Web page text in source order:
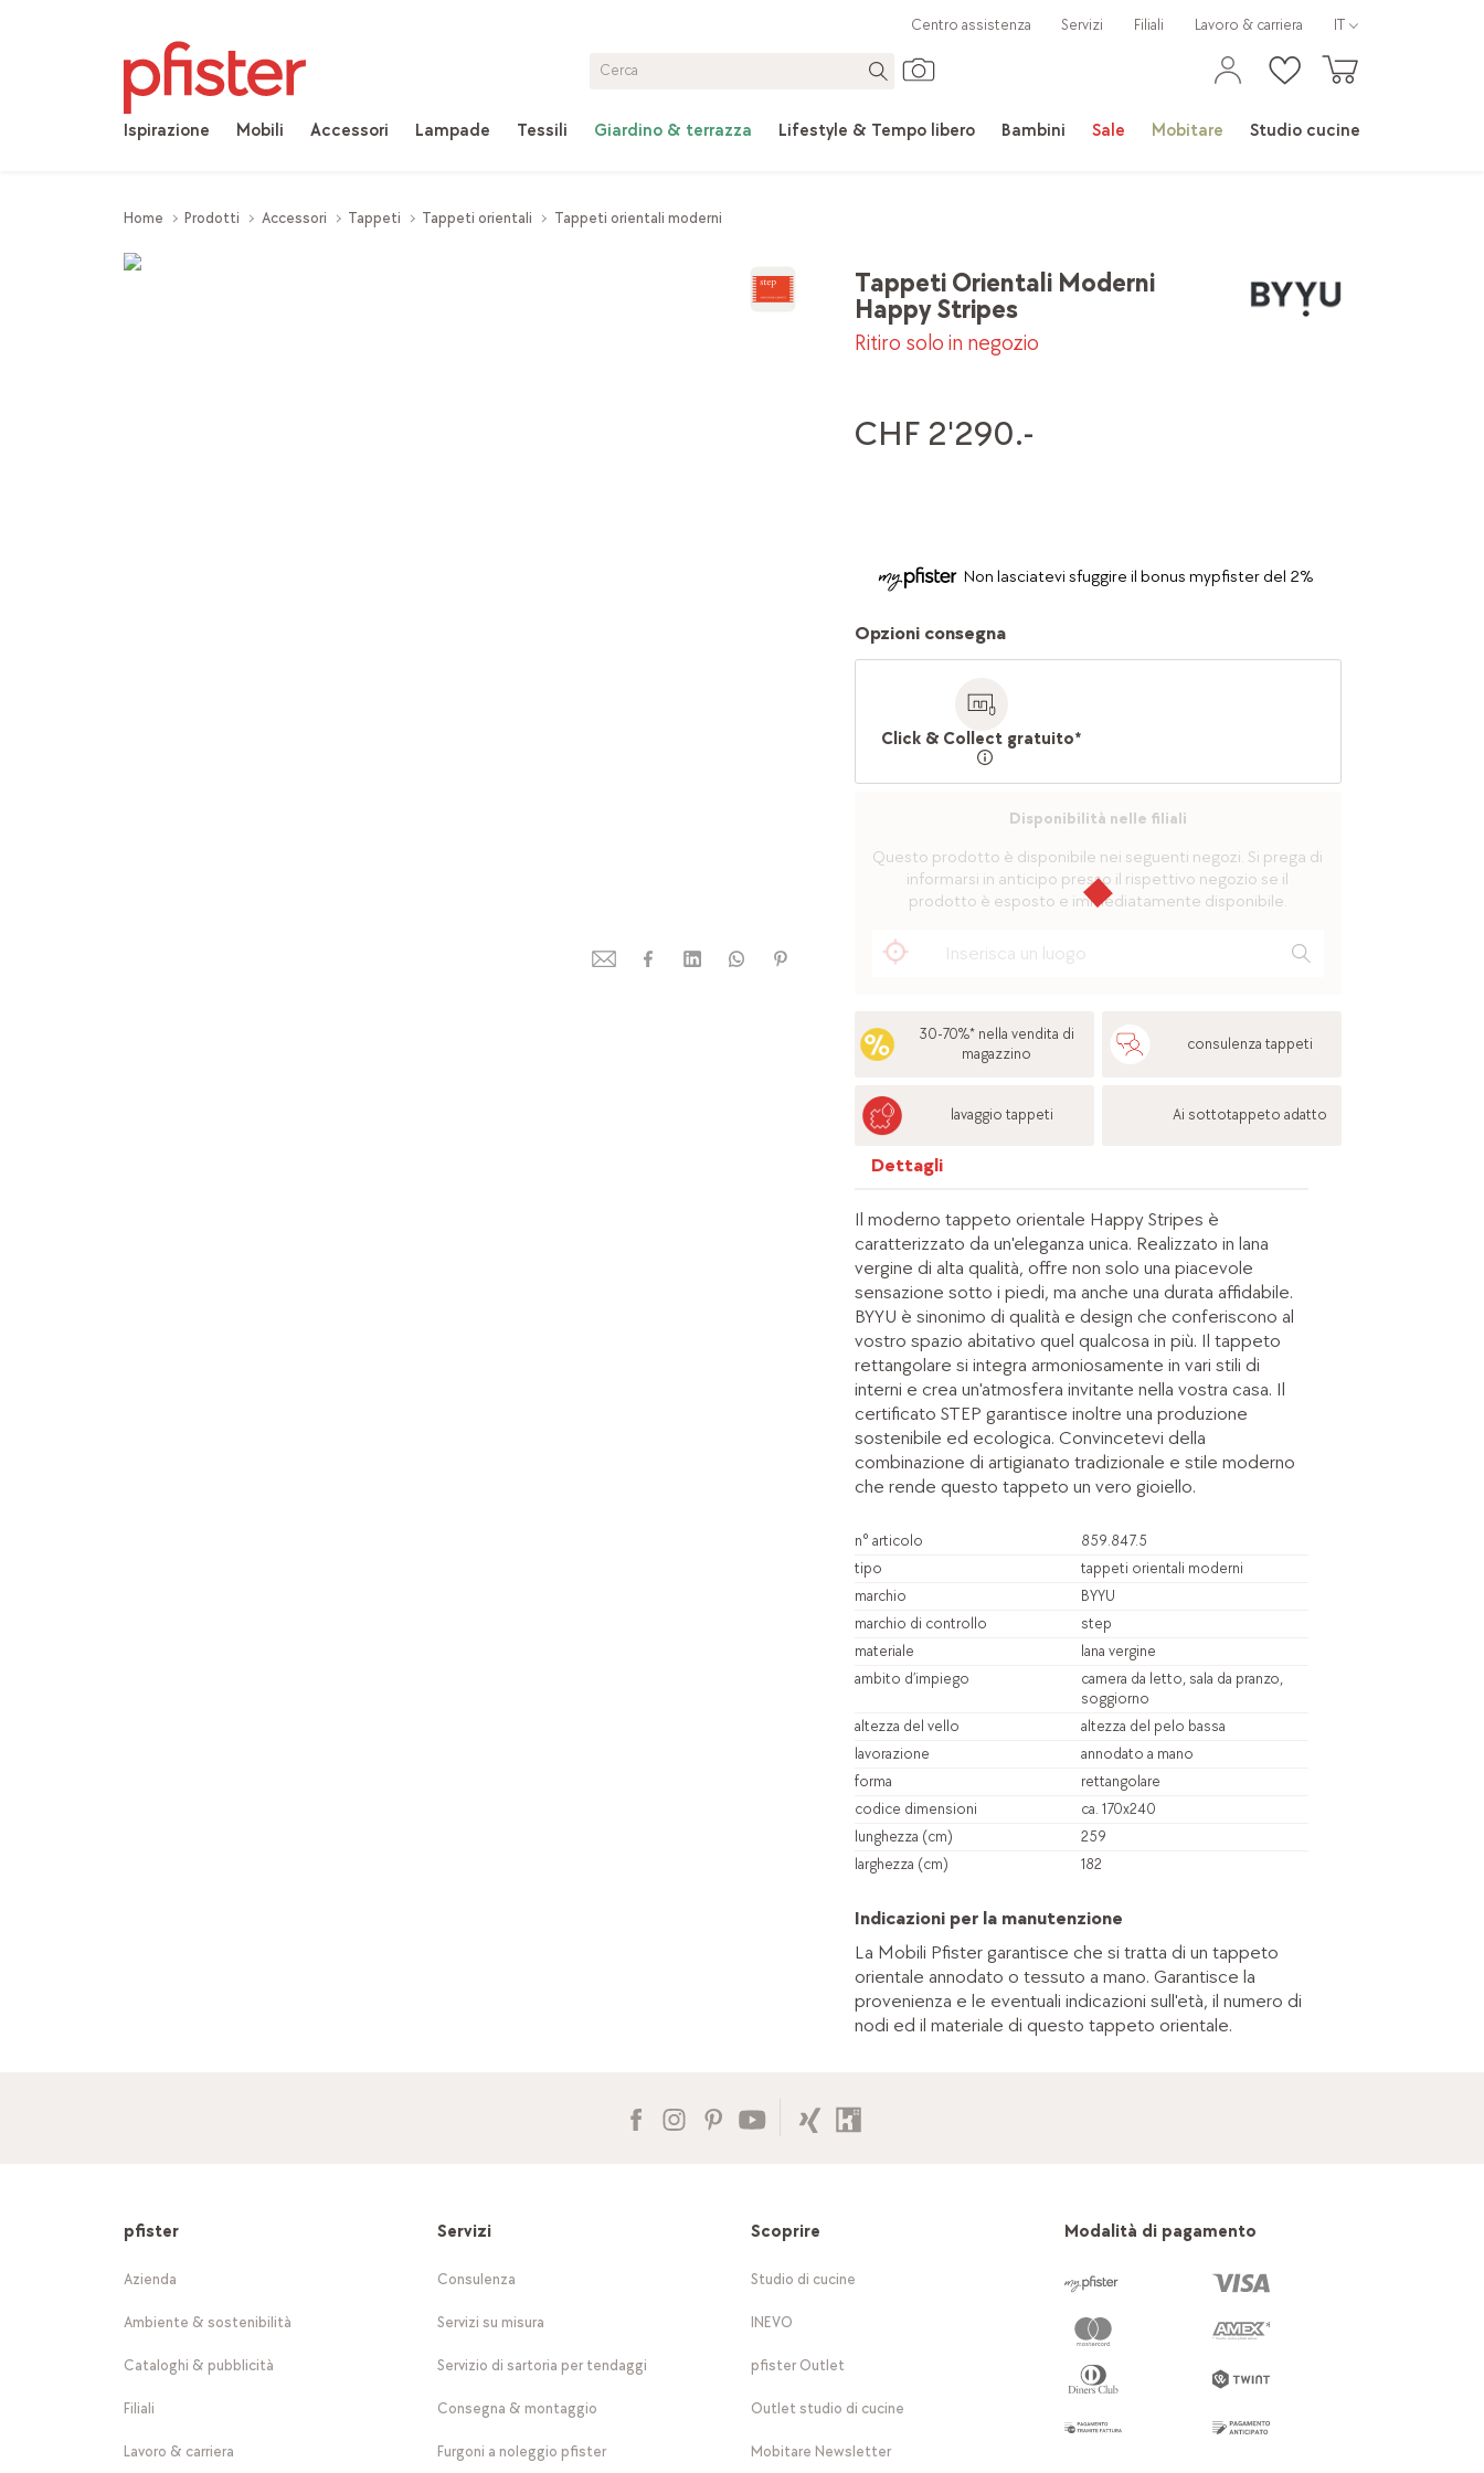
Ispirazione Mobili Accessori Lampade Tessili Giardino & terrazza Lifestyle & Tempo libero Bambini Sale Mobitare Studio cucine
Centro assistenza Servizi Filiali Lavoro & carriera IT
Home Prodotti Accessori Tappeti Tappeti orientali Tappeti orientali moderni
Tappeti Orientali Moderni
Happy Stripes
Ritiro solo in negozio
CHF 2'290.-
Non lasciatevi sfuggire il bonus mypfister del 2%
Opzioni consegna
Click & Collect gratuito*
Disponibilità nelle filiali
Questo prodotto è disponibile nei seguenti negozi. Si prega di
informarsi in anticipo presso il rispettivo negozio se il
prodotto è esposto e immediatamente disponibile.
30-70%* nella vendita di
magazzino
consulenza tappeti
lavaggio tappeti Ai sottotappeto adatto
Dettagli
Il moderno tappeto orientale Happy Stripes è
caratterizzato da un'eleganza unica. Realizzato in lana
vergine di alta qualità, offre non solo una piacevole
sensazione sotto i piedi, ma anche una durata affidabile.
BYYU è sinonimo di qualità e design che conferiscono al
vostro spazio abitativo quel qualcosa in più. Il tappeto
rettangolare si integra armoniosamente in vari stili di
interni e crea un'atmosfera invitante nella vostra casa. Il
certificato STEP garantisce inoltre una produzione
sostenibile ed ecologica. Convincetevi della
combinazione di artigianato tradizionale e stile moderno
che rende questo tappeto un vero gioiello.
n° articolo
859.847.5
tipo
tappeti orientali moderni
marchio
BYYU
marchio di controllo
step
materiale
lana vergine
ambito d’impiego
camera da letto, sala da pranzo,
soggiorno
altezza del vello
altezza del pelo bassa
lavorazione
annodato a mano
forma
rettangolare
codice dimensioni
ca. 170x240
lunghezza (cm)
259
larghezza (cm)
182
Indicazioni per la manutenzione
La Mobili Pfister garantisce che si tratta di un tappeto
orientale annodato o tessuto a mano. Garantisce la
provenienza e le eventuali indicazioni sull'età, il numero di
nodi ed il materiale di questo tappeto orientale.
pfister
Azienda
Ambiente & sostenibilità
Cataloghi & pubblicità
Filiali
Lavoro & carriera
Servizi
Consulenza
Servizi su misura
Servizio di sartoria per tendaggi
Consegna & montaggio
Furgoni a noleggio pfister
Scoprire
Studio di cucine
INEVO
pfister Outlet
Outlet studio di cucine
Mobitare Newsletter
Modalità di pagamento